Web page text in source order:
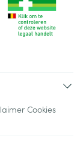
Cookies